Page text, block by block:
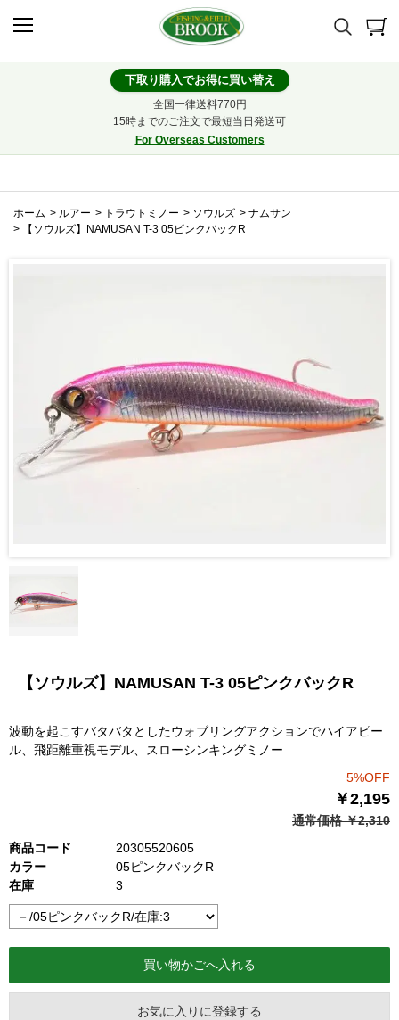
下取り購入でお得に買い替え
全国一律送料770円
15時までのご注文で最短当日発送可
For Overseas Customers
ホーム > ルアー > トラウトミノー > ソウルズ > ナムサン
>
【ソウルズ】NAMUSAN T-3 05ピンクバックR
【ソウルズ】NAMUSAN T-3 05ピンクバックR
波動を起こすバタバタとしたウォブリングアクションでハイアピー
ル、飛距離重視モデル、スローシンキングミノー
5%OFF
￥2,195
通常価格 ￥2,310
商品コード
20305520605
カラー
05ピンクバックR
在庫
3
お気に入りに登録する